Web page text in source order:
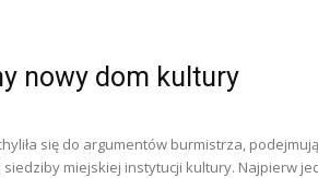
nowy dom kultury
się do argumentów burmistrza,
miejskiej instytucji kultury. Najpierw